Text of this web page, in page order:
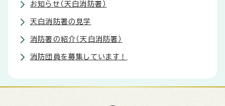
お知らせ（天白消防署）
天白消防署の見学
消防署の紹介（天白消防署）
消防団員を募集しています！